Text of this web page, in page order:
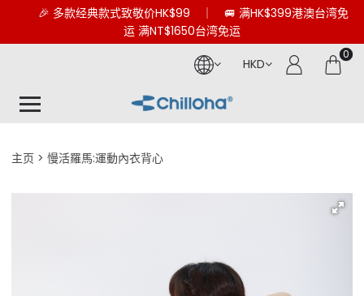
🎉 多款经典款式致敬价HK$99 ｜ 🚐 满HK$399港澳台湾免
运 满NT$1650台湾免运
HKD
0
主页 慢活羅馬:運動內衣背心